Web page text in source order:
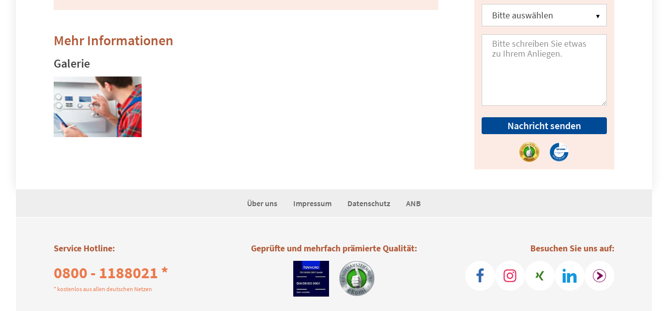
Mehr Informationen
Galerie
Nachricht senden
Über uns Impressum Datenschutz ANB
Service Hotline:
0800 - 1188021 *
* kostenlos aus allen deutschen Netzen
Besuchen Sie uns auf:
Geprüfte und mehrfach prämierte Qualität: